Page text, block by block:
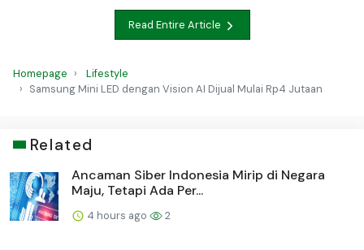
Read Entire Article
Homepage
Lifestyle
Samsung Mini LED dengan Vision AI Dijual Mulai Rp4 Jutaan
Related
Ancaman Siber Indonesia Mirip di Negara
Maju, Tetapi Ada Per...
4 hours ago 2